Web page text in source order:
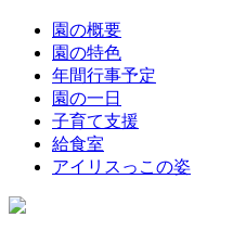
園の概要
園の特色
年間行事予定
園の一日
子育て支援
給食室
アイリスっこの姿